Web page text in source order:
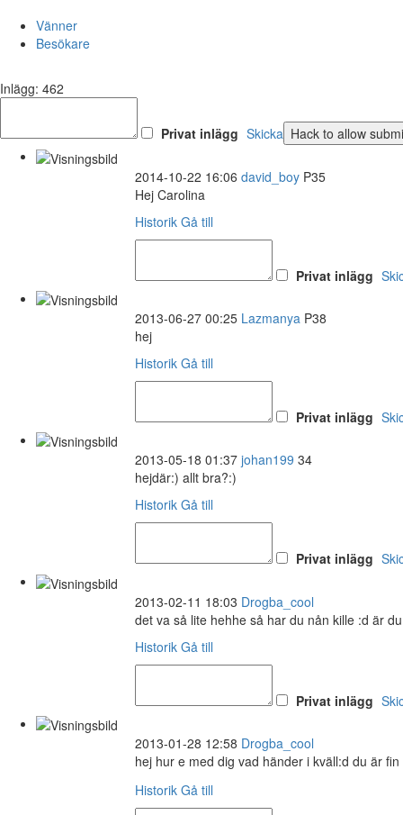
Vänner
Besökare
Inlägg: 462
Privat inlägg Skicka
2014-10-22 16:06 david_boy P35
Hej Carolina
Historik Gå till
Privat inlägg
2013-06-27 00:25 Lazmanya P38
hej
Historik Gå till
Privat inlägg
2013-05-18 01:37 johan199 34
hejdär:) allt bra?:)
Historik Gå till
Privat inlägg
2013-02-11 18:03 Drogba_cool
det va så lite hehhe så har du nån kille :d är
Historik Gå till
Privat inlägg
2013-01-28 12:58 Drogba_cool
hej hur e med dig vad händer i kväll:d du är
Historik Gå till